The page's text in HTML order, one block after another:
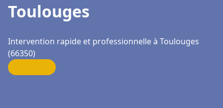
Toulouges
Intervention rapide et professionnelle à Toulouges
(66350)